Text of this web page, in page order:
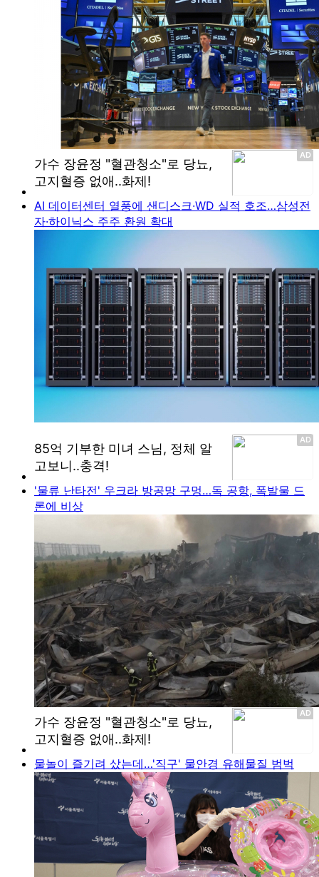
AI 데이터센터 열풍에 샌디스크·WD 실적 호조…삼성전
자·하이닉스 주주 환원 확대
'물류 난타전' 우크라 방공망 구멍…독 공항, 폭발물 드
론에 비상
물놀이 즐기려 샀는데…'직구' 물안경 유해물질 범벅